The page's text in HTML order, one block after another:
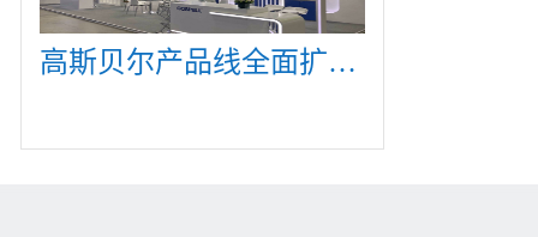
高斯贝尔产品线全面扩展，众多新产品亮相CommunicAsia 2019